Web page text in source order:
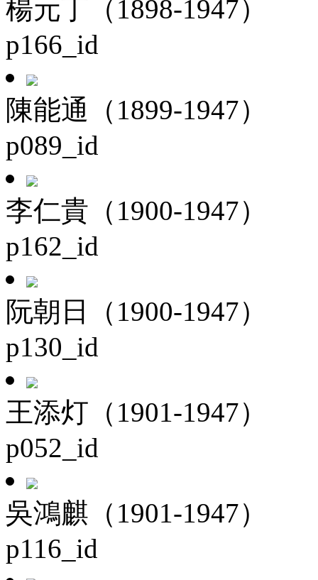
楊元丁（1898-1947）
p166_id
陳能通（1899-1947）
p089_id
李仁貴（1900-1947）
p162_id
阮朝日（1900-1947）
p130_id
王添灯（1901-1947）
p052_id
吳鴻麒（1901-1947）
p116_id